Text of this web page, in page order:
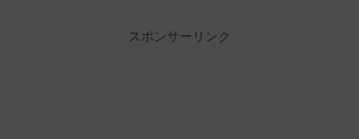
スポンサーリンク